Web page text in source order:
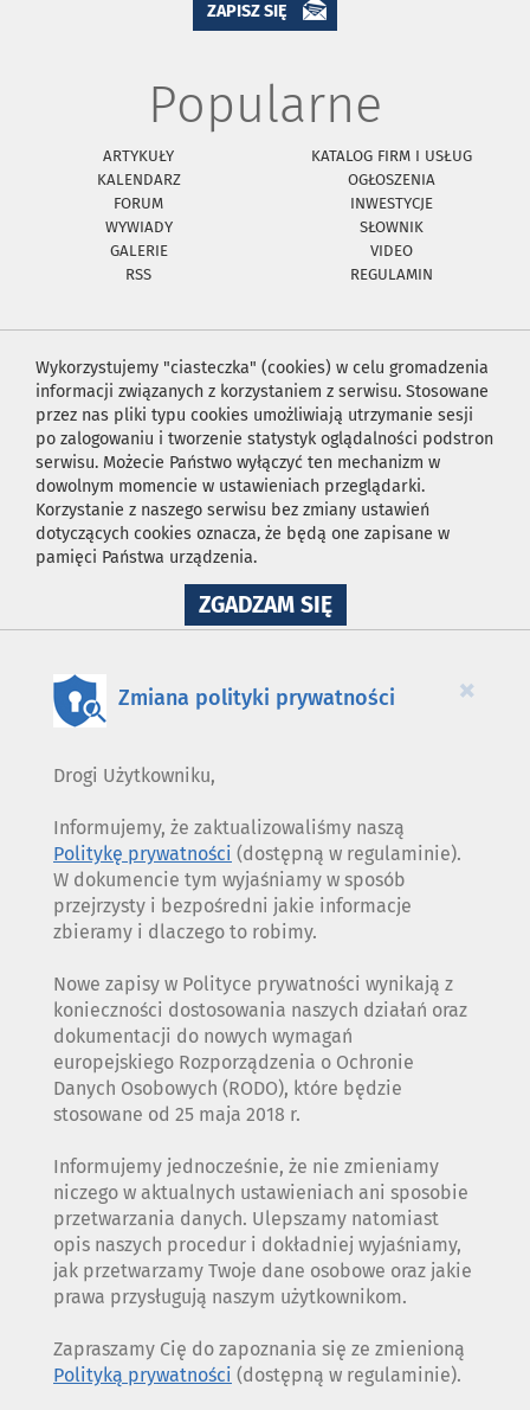
ZAPISZ SIĘ
Popularne
ARTYKUŁY
KATALOG FIRM I USŁUG
KALENDARZ
OGŁOSZENIA
FORUM
INWESTYCJE
WYWIADY
SŁOWNIK
GALERIE
VIDEO
RSS
REGULAMIN
Wykorzystujemy "ciasteczka" (cookies) w celu gromadzenia
informacji związanych z korzystaniem z serwisu. Stosowane
przez nas pliki typu cookies umożliwiają utrzymanie sesji
po zalogowaniu i tworzenie statystyk oglądalności podstron
serwisu. Możecie Państwo wyłączyć ten mechanizm w
dowolnym momencie w ustawieniach przeglądarki.
Korzystanie z naszego serwisu bez zmiany ustawień
dotyczących cookies oznacza, że będą one zapisane w
pamięci Państwa urządzenia.
ZGADZAM SIĘNA
WYKORZYSTANIE
×
Zmiana polityki prywatności
Drogi Użytkowniku,
Informujemy, że zaktualizowaliśmy naszą
Politykę prywatności (dostępną w regulaminie).
W dokumencie tym wyjaśniamy w sposób
przejrzysty i bezpośredni jakie informacje
zbieramy i dlaczego to robimy.
Nowe zapisy w Polityce prywatności wynikają z
konieczności dostosowania naszych działań oraz
dokumentacji do nowych wymagań
europejskiego Rozporządzenia o Ochronie
Danych Osobowych (RODO), które będzie
stosowane od 25 maja 2018 r.
Informujemy jednocześnie, że nie zmieniamy
niczego w aktualnych ustawieniach ani sposobie
przetwarzania danych. Ulepszamy natomiast
opis naszych procedur i dokładniej wyjaśniamy,
jak przetwarzamy Twoje dane osobowe oraz jakie
prawa przysługują naszym użytkownikom.
Zapraszamy Cię do zapoznania się ze zmienioną
Polityką prywatności (dostępną w regulaminie).